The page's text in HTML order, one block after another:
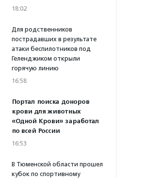
18:02
Для родственников
пострадавших в результате
атаки беспилотников под
Геленджиком открыли
горячую линию
16:58
Портал поиска доноров
крови для животных
«Одной Крови» заработал
по всей России
16:53
В Тюменской области прошел
кубок по спортивному